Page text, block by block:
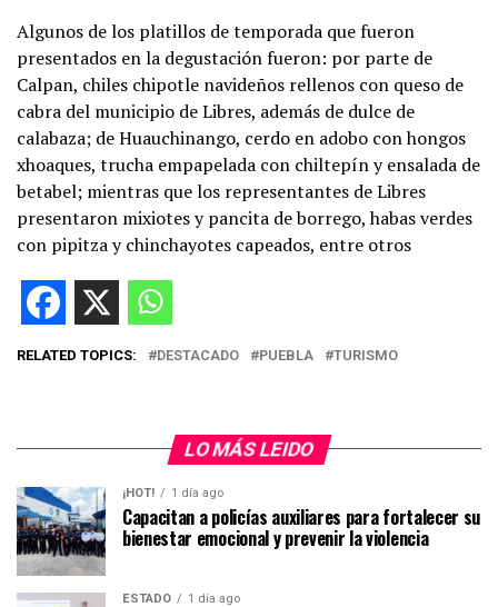
Algunos de los platillos de temporada que fueron
presentados en la degustación fueron: por parte de
Calpan, chiles chipotle navideños rellenos con queso de
cabra del municipio de Libres, además de dulce de
calabaza; de Huauchinango, cerdo en adobo con hongos
xhoaques, trucha empapelada con chiltepín y ensalada de
betabel; mientras que los representantes de Libres
presentaron mixiotes y pancita de borrego, habas verdes
con pipitza y chinchayotes capeados, entre otros
RELATED TOPICS: DESTACADO PUEBLA TURISMO
LO MÁS LEIDO
¡HOT! 1 día ago
Capacitan a policías auxiliares para fortalecer su
bienestar emocional y prevenir la violencia
ESTADO 1 día ago